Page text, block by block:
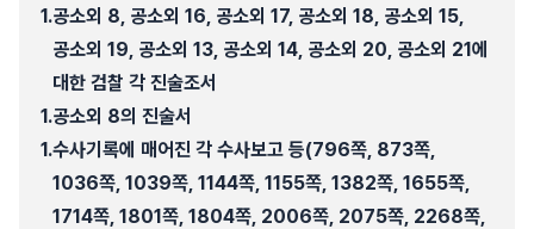
1.공소외 8, 공소외 16, 공소외 17, 공소외 18, 공소외 15,
공소외 19, 공소외 13, 공소외 14, 공소외 20, 공소외 21에
대한 검찰 각 진술조서
1.공소외 8의 진술서
1.수사기록에 매어진 각 수사보고 등(796쪽, 873쪽,
1036쪽, 1039쪽, 1144쪽, 1155쪽, 1382쪽, 1655쪽,
1714쪽, 1801쪽, 1804쪽, 2006쪽, 2075쪽, 2268쪽,